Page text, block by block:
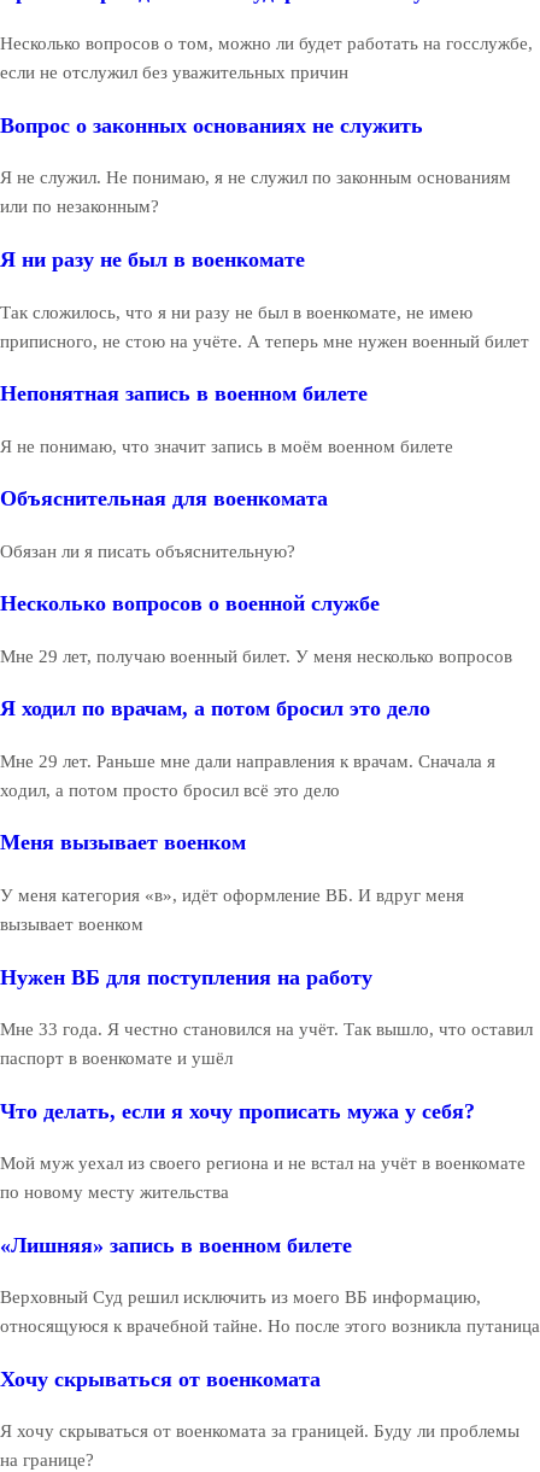
Несколько вопросов о том, можно ли будет работать на госслужбе,
если не отслужил без уважительных причин
Вопрос о законных основаниях не служить
Я не служил. Не понимаю, я не служил по законным основаниям
или по незаконным?
Я ни разу не был в военкомате
Так сложилось, что я ни разу не был в военкомате, не имею
приписного, не стою на учёте. А теперь мне нужен военный билет
Непонятная запись в военном билете
Я не понимаю, что значит запись в моём военном билете
Объяснительная для военкомата
Обязан ли я писать объяснительную?
Несколько вопросов о военной службе
Мне 29 лет, получаю военный билет. У меня несколько вопросов
Я ходил по врачам, а потом бросил это дело
Мне 29 лет. Раньше мне дали направления к врачам. Сначала я
ходил, а потом просто бросил всё это дело
Меня вызывает военком
У меня категория «в», идёт оформление ВБ. И вдруг меня
вызывает военком
Нужен ВБ для поступления на работу
Мне 33 года. Я честно становился на учёт. Так вышло, что оставил
паспорт в военкомате и ушёл
Что делать, если я хочу прописать мужа у себя?
Мой муж уехал из своего региона и не встал на учёт в военкомате
по новому месту жительства
«Лишняя» запись в военном билете
Верховный Суд решил исключить из моего ВБ информацию,
относящуюся к врачебной тайне. Но после этого возникла путаница
Хочу скрываться от военкомата
Я хочу скрываться от военкомата за границей. Буду ли проблемы
на границе?